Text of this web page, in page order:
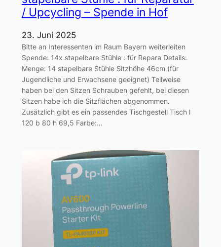
/ Upcycling – Spende in Hof
23. Juni 2025
Bitte an Interessenten im Raum Bayern weiterleiten
Spende: 14x stapelbare Stühle : für Repara Details:
Menge: 14 stapelbare Stühle Sitzhöhe 46cm (für
Jugendliche und Erwachsene geeignet) Teilweise
haben bei den Sitzen Schrauben gefehlt, bei diesen
Sitzen habe ich die Sitzflächen abgenommen.
Zusätzlich gibt es ein passendes Tischgestell Tisch l
120 b 80 h 69,5 Farbe:…